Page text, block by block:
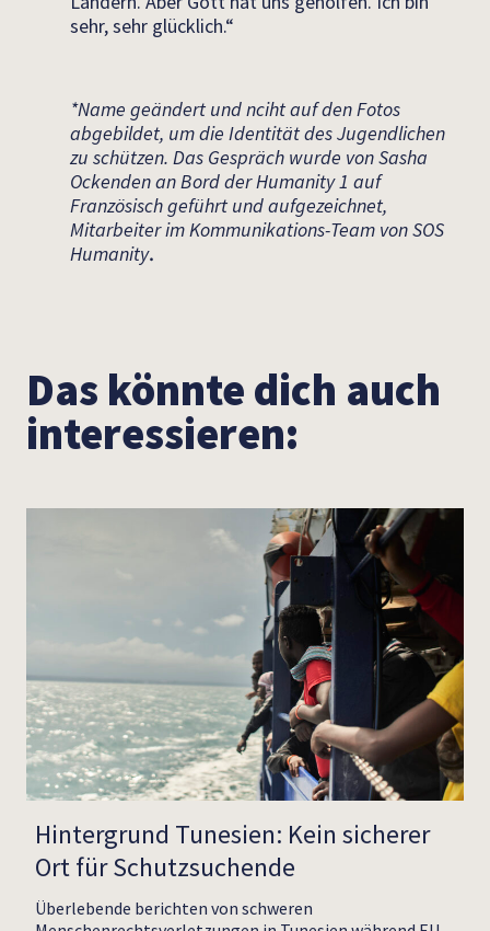
sehr, sehr glücklich.“
*Name geändert und nciht auf den Fotos
abgebildet, um die Identität des Jugendlichen
zu schützen. Das Gespräch wurde von Sasha
Ockenden an Bord der Humanity 1 auf
Französisch geführt und aufgezeichnet,
Mitarbeiter im Kommunikations-Team von SOS
Humanity.
Das könnte dich auch
interessieren:
Hintergrund Tunesien: Kein sicherer
Ort für Schutzsuchende
Überlebende berichten von schweren